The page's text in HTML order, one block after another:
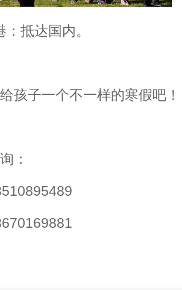
抵达国内。
孩子一个不一样的寒假吧！
：